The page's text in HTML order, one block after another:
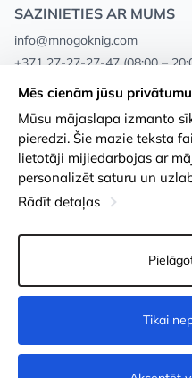
SAZINIETIES AR MUMS
info@mnogoknig.com
+371 27-27-27-47 (08:00 –
Rīga, Augusta Deglava 69d,
Par mums
Veikali
Apmaksa un piegāde
Loayalitātes kartes
Vairumtirdzniecības pircējiem
Mēs cienām jūsu privātumu
Mūsu mājaslapa izmanto
pieredzi. Šie mazie teksta
lietotāji mijiedarbojas ar
personalizēt saturu un
Rādīt detaļas
Tikai